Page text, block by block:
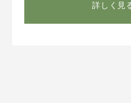
詳しく見